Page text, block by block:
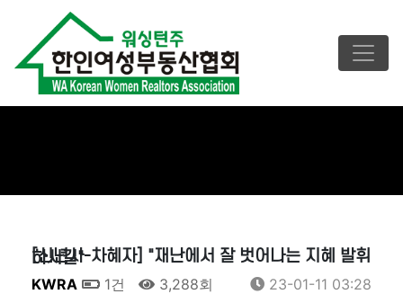
[신년사-차혜자] "재난에서 잘 벗어나는 지혜 발휘하시길"
KWRA 1건 3,288회 23-01-11 03:28